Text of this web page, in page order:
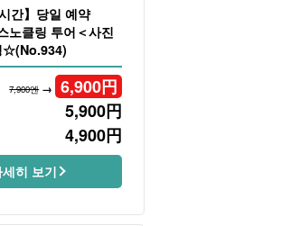
간】당일 예약
노클링 투어＜사진
☆(No.934)
7,900엔→ 6,900円
5,900円
4,900円
히 보기